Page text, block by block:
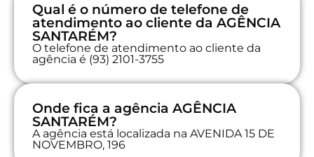
Qual é o número de telefone de
atendimento ao cliente da AGÊNCIA
SANTARÉM?
O telefone de atendimento ao cliente da
agência é (93) 2101-3755
Onde fica a agência AGÊNCIA
SANTARÉM?
A agência está localizada na AVENIDA 15 DE
NOVEMBRO, 196